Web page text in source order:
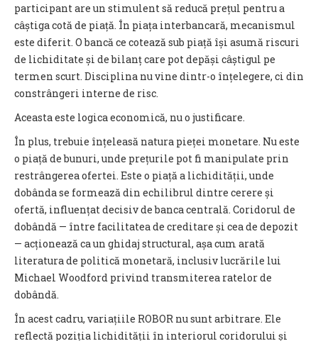
participant are un stimulent să reducă prețul pentru a
câștiga cotă de piață. În piața interbancară, mecanismul
este diferit. O bancă ce cotează sub piață își asumă riscuri
de lichiditate și de bilanț care pot depăși câștigul pe
termen scurt. Disciplina nu vine dintr-o înțelegere, ci din
constrângeri interne de risc.
Aceasta este logica economică, nu o justificare.
În plus, trebuie înțeleasă natura pieței monetare. Nu este
o piață de bunuri, unde prețurile pot fi manipulate prin
restrângerea ofertei. Este o piață a lichidității, unde
dobânda se formează din echilibrul dintre cerere și
ofertă, influențat decisiv de banca centrală. Coridorul de
dobândă — între facilitatea de creditare și cea de depozit
— acționează ca un ghidaj structural, așa cum arată
literatura de politică monetară, inclusiv lucrările lui
Michael Woodford privind transmiterea ratelor de
dobândă.
În acest cadru, variațiile ROBOR nu sunt arbitrare. Ele
reflectă poziția lichidității în interiorul coridorului și